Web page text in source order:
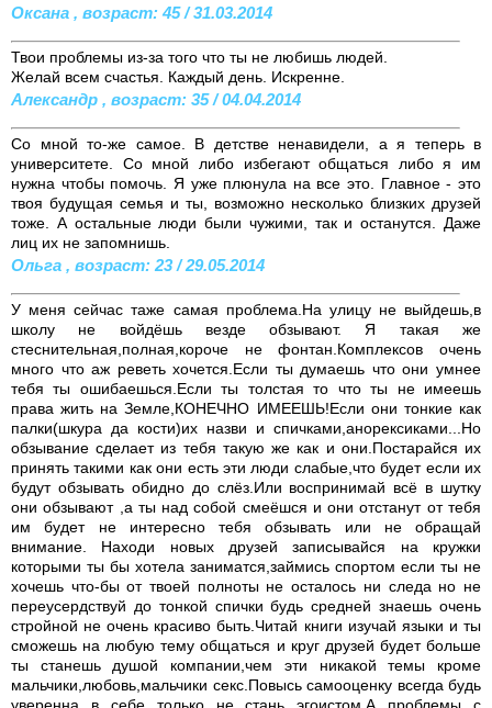
Оксана , возраст: 45 / 31.03.2014
Твои проблемы из-за того что ты не любишь людей.
Желай всем счастья. Каждый день. Искренне.
Александр , возраст: 35 / 04.04.2014
Со мной то-же самое. В детстве ненавидели, а я теперь в
университете. Со мной либо избегают общаться либо я им
нужна чтобы помочь. Я уже плюнула на все это. Главное - это
твоя будущая семья и ты, возможно несколько близких друзей
тоже. А остальные люди были чужими, так и останутся. Даже
лиц их не запомнишь.
Ольга , возраст: 23 / 29.05.2014
У меня сейчас таже самая проблема.На улицу не выйдешь,в
школу не войдёшь везде обзывают. Я такая же
стеснительная,полная,короче не фонтан.Комплексов очень
много что аж реветь хочется.Если ты думаешь что они умнее
тебя ты ошибаешься.Если ты толстая то что ты не имеешь
права жить на Земле,КОНЕЧНО ИМЕЕШЬ!Если они тонкие как
палки(шкура да кости)их назви и спичками,анорексиками...Но
обзывание сделает из тебя такую же как и они.Постарайся их
принять такими как они есть эти люди слабые,что будет если их
будут обзывать обидно до слёз.Или воспринимай всё в шутку
они обзывают ,а ты над собой смеёшся и они отстанут от тебя
им будет не интересно тебя обзывать или не обращай
внимание. Находи новых друзей записывайся на кружки
которыми ты бы хотела заниматся,займись спортом если ты не
хочешь что-бы от твоей полноты не осталось ни следа но не
переусердствуй до тонкой спички будь средней знаешь очень
стройной не очень красиво быть.Читай книги изучай языки и ты
сможешь на любую тему общаться и круг друзей будет больше
ты станешь душой компании,чем эти никакой темы кроме
мальчики,любовь,мальчики секс.Повысь самооценку всегда будь
уверенна в себе только не стань эгоистом.А проблемы с